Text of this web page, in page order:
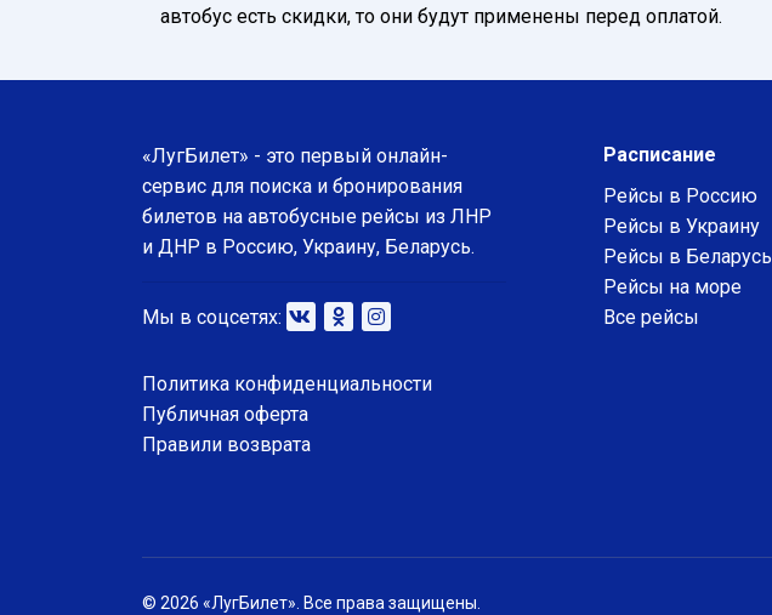
автобус есть скидки, то они будут применены перед оплатой.
«ЛугБилет» - это первый онлайн-
сервис для поиска и бронирования
билетов на автобусные рейсы из ЛНР
и ДНР в Россию, Украину, Беларусь.
Мы в соцсетях:
Политика конфиденциальности
Публичная оферта
Правили возврата
Расписание
Рейсы в Россию
Рейсы в Украину
Рейсы в Беларусь
Рейсы на море
Все рейсы
© 2026 «ЛугБилет». Все права защищены.